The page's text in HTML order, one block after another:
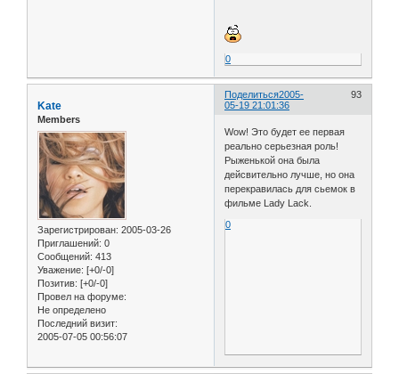
0
Поделиться 93
2005-
05-19 21:01:36
Kate
Members
Зарегистрирован: 2005-03-26
Приглашений: 0
Сообщений: 413
Уважение: [+0/-0]
Позитив: [+0/-0]
Провел на форуме:
Не определено
Последний визит:
2005-07-05 00:56:07
Wow! Это будет ее первая
реально серьезная роль!
Рыженькой она была
дейсвительно лучше, но она
перекравилась для сьемок в
фильме Lady Lack.
0